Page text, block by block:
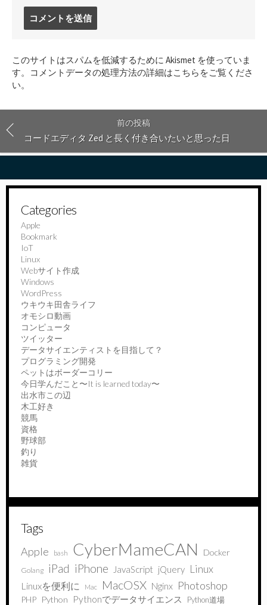
す
る
このサイトはスパムを低減するために Akismet を使っていま
す。
コメントデータの処理方法の詳細はこちらをご覧くださ
い。
前の投稿
コードエディタ Zed と長く付き合いたいと思った日
Categories
Apple
Bookmark
IoT
Linux
Webサイト作成
Windows
WordPress
ウキウキ田舎ライフ
オモシロ動画
コンピュータ
ツイッター
データサイエンティストを目指して？
プログラミング開発
ペットはボーダーコリー
今日学んだこと〜It is learned today〜
出水市この辺
木工好き
競馬
資格
野球部
釣り
雑貨
Tags
Apple bash CyberMameCAN Docker
Golang iPad iPhone JavaScript jQuery Linux
Linuxを便利に Mac MacOSX Nginx Photoshop
PHP Python Pythonでデータサイエンス Python道場